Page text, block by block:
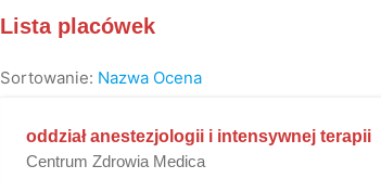
Lista placówek
Sortowanie: Nazwa Ocena
oddział anestezjologii i intensywnej terapii
Centrum Zdrowia Medica